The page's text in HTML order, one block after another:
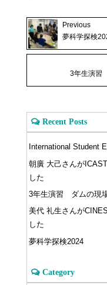
Previous
夢科学探検
3年生演習
Recent Posts
International Student
朝廣 大己さんが
した
3年生演習 ダムの現
美代 礼生さんが
した
夢科学探検2024
Category